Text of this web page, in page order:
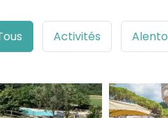
Activités